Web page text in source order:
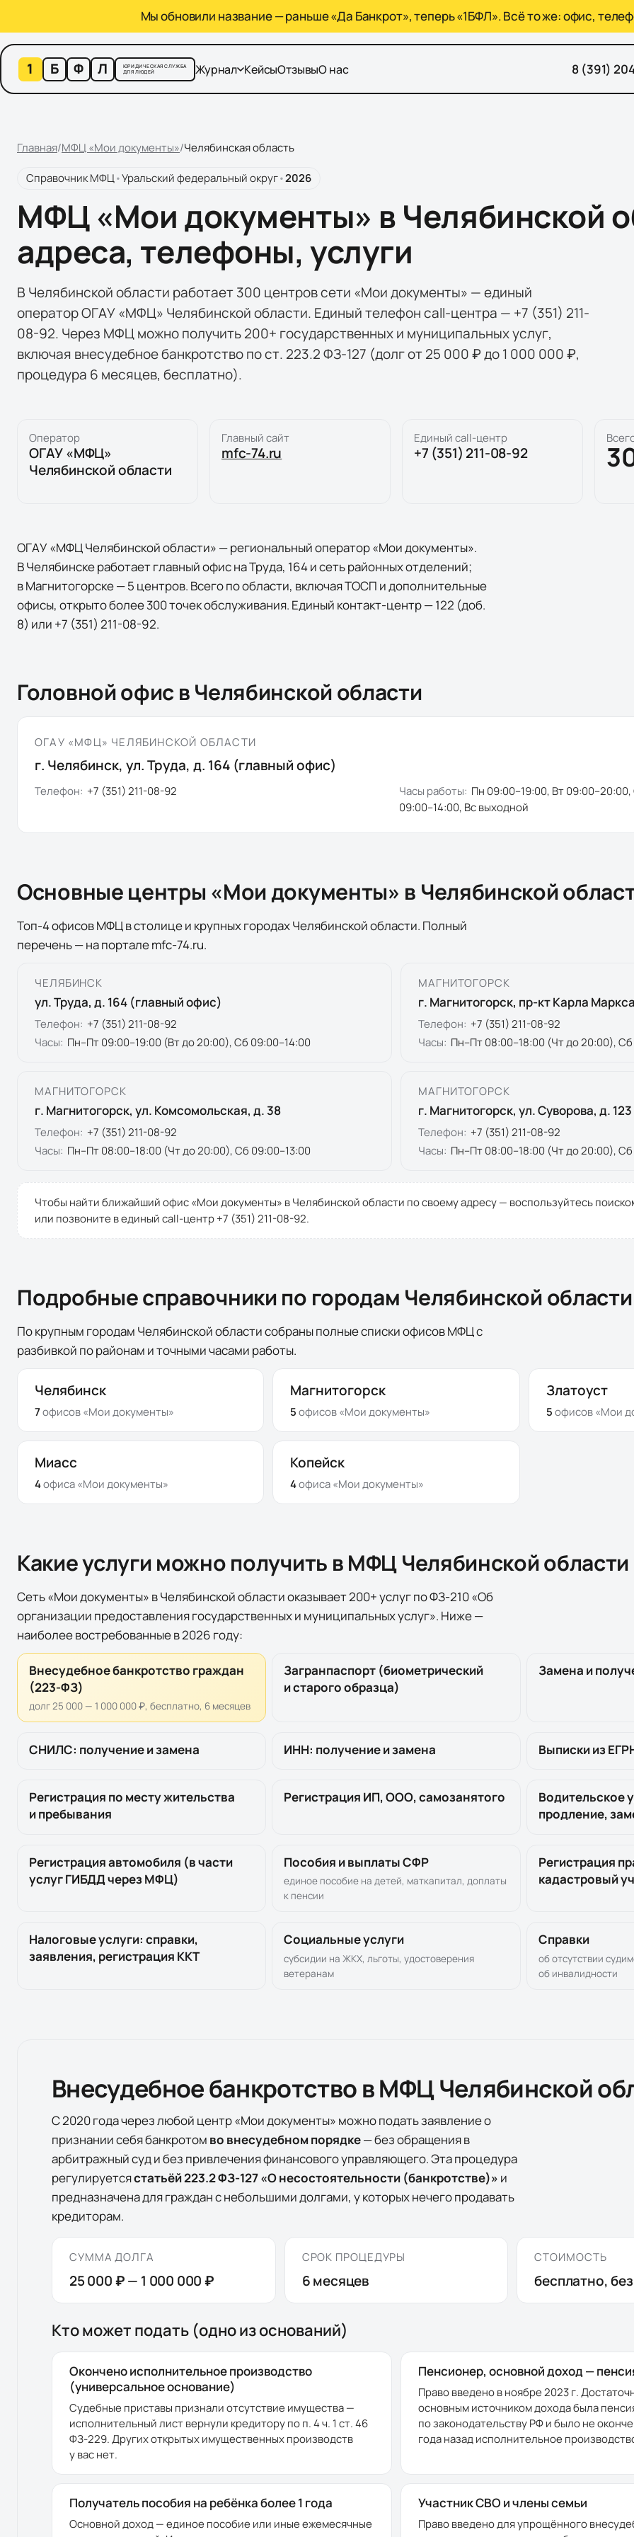
Мы обновили название — раньше «Да Банкрот», теперь «1БФЛ». Всё то же: офис,
1 Б Ф Л
ЮРИДИЧЕСКАЯ СЛУЖБА
ДЛЯ ЛЮДЕЙ
Журнал КейсыОтзывыО нас 8 (391)
Главная/МФЦ «Мои документы»/Челябинская область
Справочник МФЦ•Уральский федеральный округ•2026
МФЦ «Мои документы» в Челябинской
адреса, телефоны, услуги
В Челябинской области работает 300 центров сети «Мои документы» — единый
оператор ОГАУ «МФЦ» Челябинской области. Единый телефон call-центра — +7 (351) 211-
08-92. Через МФЦ можно получить 200+ государственных и муниципальных услуг,
включая внесудебное банкротство по ст. 223.2 ФЗ-127 (долг от 25 000 ₽ до 1 000 000 ₽,
процедура 6 месяцев, бесплатно).
Оператор
ОГАУ «МФЦ»
Челябинской области
Главный сайт
mfc-74.ru
Единый call-центр
+7 (351) 211-08-92
ОГАУ «МФЦ Челябинской области» — региональный оператор «Мои документы».
В Челябинске работает главный офис на Труда, 164 и сеть районных отделений;
в Магнитогорске — 5 центров. Всего по области, включая ТОСП и дополнительные
офисы, открыто более 300 точек обслуживания. Единый контакт-центр — 122 (доб.
8) или +7 (351) 211-08-92.
Головной офис вЧелябинской области
ОГАУ «МФЦ» ЧЕЛЯБИНСКОЙ ОБЛАСТИ
г. Челябинск, ул. Труда, д. 164 (главный офис)
Телефон: +7 (351) 211-08-92 Часы работы: Пн 09:00–19:00, Вт
09:00–14:00, Вс выходной
Основные центры «Мои документы» в Челябинской
Топ-4офисовМФЦ в столице и крупных городахЧелябинской области. Полный
перечень — на порталеmfc-74.ru.
ЧЕЛЯБИНСК
ул. Труда, д. 164 (главный офис)
Телефон: +7 (351) 211-08-92
Часы: Пн–Пт 09:00–19:00 (Вт до 20:00), Сб 09:00–14:00
МАГНИТОГОРСК
г. Магнитогорск, пр-кт Карла
Телефон: +7 (351) 211-08-92
Часы: Пн–Пт 08:00–18:00 (Чт до 20:00),
МАГНИТОГОРСК
г. Магнитогорск, ул. Комсомольская, д. 38
Телефон: +7 (351) 211-08-92
Часы: Пн–Пт 08:00–18:00 (Чт до 20:00), Сб 09:00–13:00
МАГНИТОГОРСК
г. Магнитогорск, ул. Суворова, д. 123
Телефон: +7 (351) 211-08-92
Часы: Пн–Пт 08:00–18:00 (Чт до 20:00),
Чтобы найти ближайший офис «Мои документы» вЧелябинской области по своему адресу — воспользуйтесь
или позвоните в единый call-центр+7 (351) 211-08-92.
Подробные справочники по городам Челябинской области
По крупным городам Челябинской области собраны полные списки офисов МФЦ с
разбивкой по районам и точными часами работы.
Челябинск
7офисов«Мои документы»
Магнитогорск
5 офисов«Мои документы»
Златоуст
5офисов «Мои
Миасс
4офиса«Мои документы»
Копейск
4офиса«Мои документы»
Какие услуги можно получить в МФЦЧелябинской области
Сеть «Мои документы» вЧелябинской областиоказывает 200+ услуг поФЗ-210 «Об
организации предоставления государственных и муниципальных услуг». Ниже —
наиболее востребованные в 2026 году:
Внесудебное банкротство граждан
(223-ФЗ)
долг 25 000 — 1 000 000 ₽, бесплатно, 6 месяцев
Загранпаспорт (биометрический
и старого образца)
Замена и
СНИЛС: получение и замена ИНН: получение и замена Выписки из
Регистрация по месту жительства
и пребывания
Регистрация ИП, ООО, самозанятого
Водительское
продление,
Регистрация автомобиля (в части
услуг ГИБДД через МФЦ)
Пособия и выплаты СФР
единое пособие на детей, маткапитал, доплаты
к пенсии
Регистрация
кадастровый
Налоговые услуги: справки,
заявления, регистрация ККТ
Социальные услуги
субсидии на ЖКХ, льготы, удостоверения
ветеранам
Справки
об отсутствии
об инвалидности
Внесудебное банкротство в МФЦЧелябинской
С 2020 года через любой центр «Мои документы» можно подать заявление о
признании себя банкротом во внесудебном порядке— без обращения в
арбитражный суд и без привлечения финансового управляющего. Эта процедура
регулируетсястатьёй 223.2 ФЗ-127 «О несостоятельности (банкротстве)» и
предназначена для граждан с небольшими долгами, у которых нечего продавать
кредиторам.
СУММА ДОЛГА
25 000 ₽— 1 000 000 ₽
СРОК ПРОЦЕДУРЫ
6месяцев
СТОИМОСТЬ
бесплатно,
Кто может подать (одно из оснований)
Окончено исполнительное производство
(универсальное основание)
Судебные приставы признали отсутствие имущества —
исполнительный лист вернули кредитору по п. 4 ч. 1 ст. 46
ФЗ-229. Других открытых имущественных производств
у вас нет.
Пенсионер, основной доход —
Право введено в ноябре 2023 г.
основным источником дохода была
по законодательству РФ и было не
года назад исполнительное
Получатель пособия на ребёнка более 1 года
Основной доход — единое пособие или иные ежемесячные
Участник СВО и члены семьи
Право введено для упрощённого